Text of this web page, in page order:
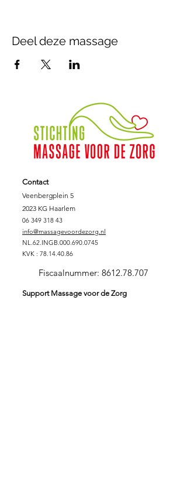
Deel deze massage
Contact
Veenbergplein 5
2023 KG Haarlem
06 349 318 43
info@massagevoordezorg.nl
NL.62.INGB.000.690.0745
KVK : 78.14.40.86
Fiscaalnummer: 8612.78.707
Support Massage voor de Zorg